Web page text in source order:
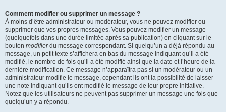
Comment modifier ou supprimer un message ?
À moins d’être administrateur ou modérateur, vous ne pouvez modifier ou
supprimer que vos propres messages. Vous pouvez modifier un message
(quelquefois dans une durée limitée après sa publication) en cliquant sur le
bouton modifierdu message correspondant. Si quelqu’un a déjà répondu au
message, un petit texte s’affichera en bas du message indiquant qu’il a été
modifié, le nombre de fois qu’il a été modifié ainsi que la date et l’heure de la
dernière modification. Ce message n’apparaîtra pas si un modérateur ou un
administrateur modifie le message, cependant ils ont la possibilité de laisser
une note indiquant qu’ils ont modifié le message de leur propre initiative.
Notez que les utilisateurs ne peuvent pas supprimer un message une fois que
quelqu’un y a répondu.